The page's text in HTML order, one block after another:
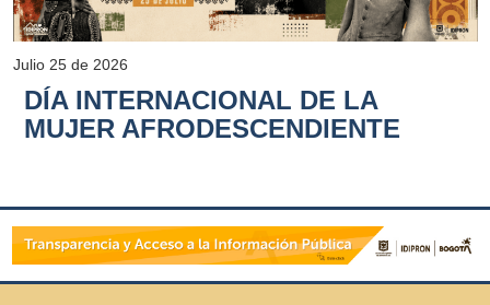
Julio 25 de 2026
DÍA INTERNACIONAL DE LA
MUJER AFRODESCENDIENTE